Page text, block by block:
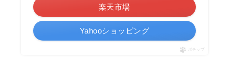
楽天市場
Yahooショッピング
ポチップ